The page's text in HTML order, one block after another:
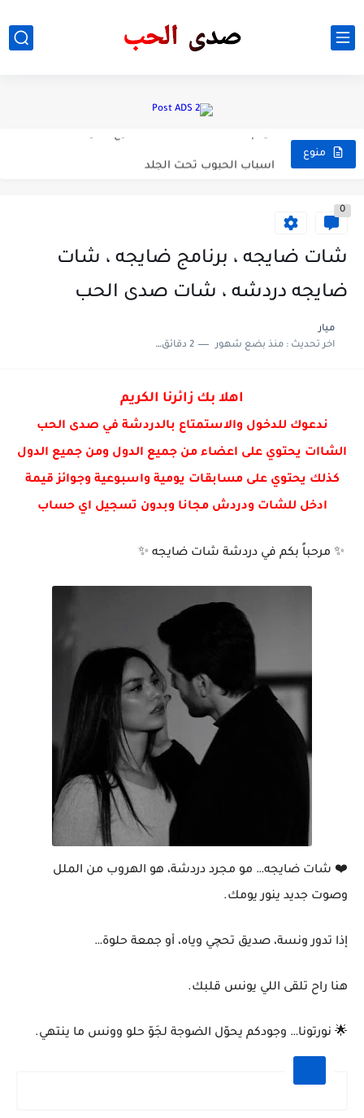
منوع
0
شات ضايجه ، برنامج ضايجه ، شات
ضايجه دردشه ، شات صدى الحب
ميار
اخر تحديث :منذ بضع شهور 2 دقائق للقراءة
اهلا بك زائرنا الكريم
ندعوك للدخول والاستمتاع بالدردشة في صدى الحب
الشاات يحتوي على اعضاء من جميع الدول ومن جميع الدول
كذلك يحتوي على مسابقات يومية واسبوعية وجوائز قيمة
ادخل للشات ودردش مجانا وبدون تسجيل اي حساب
✨ مرحباً بكم في دردشة شات ضايجه ✨
❤️ شات ضايجه… مو مجرد دردشة، هو الهروب من الملل
وصوت جديد ينور يومك.
إذا تدور ونسة، صديق تحچي وياه، أو جمعة حلوة…
هنا راح تلقى اللي يونس قلبك.
🌟 نورتونا… وجودكم يحوّل الضوجة لجَوّ حلو وونس ما ينتهي.